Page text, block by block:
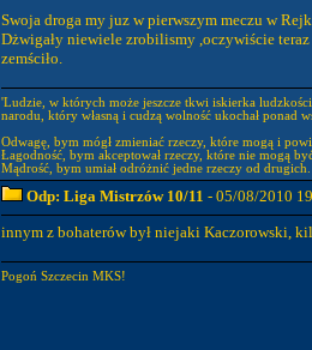
Swoja droga my juz w pierwszym meczu w
Dżwigały niewiele zrobilismy ,oczywiście
zemściło.
'Ludzie, w których może jeszcze tkwi iskierka
narodu, który własną i cudzą wolność ukochał ponad
Odwagę, bym mógł zmieniać rzeczy, które mogą i
Łagodność, bym akceptował rzeczy, które nie mogą
Mądrość, bym umiał odróżnić jedne rzeczy od drugich.
Odp: Liga Mistrzów 10/11 - 05/08/2010
innym z bohaterów był niejaki Kaczorowski,
Pogoń Szczecin MKS!